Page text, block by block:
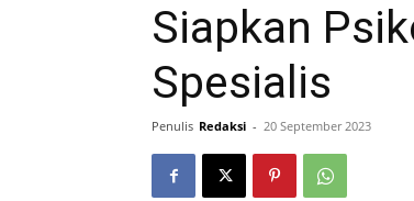
Siapkan
Spesialis
Penulis Redaksi - 20 September 2023